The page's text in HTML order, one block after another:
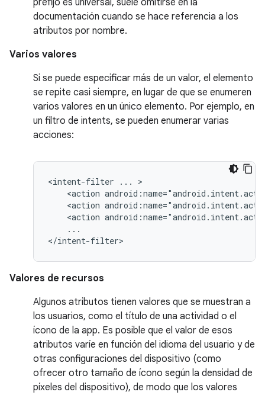
prefijo es universal, suele omitirse en la
documentación cuando se hace referencia a los
atributos por nombre.
Varios valores
Si se puede especificar más de un valor, el elemento
se repite casi siempre, en lugar de que se enumeren
varios valores en un único elemento. Por ejemplo, en
un filtro de intents, se pueden enumerar varias
acciones:
<intent-filter ...
<action
<action
<action
...
</intent-filter>
Valores de recursos
Algunos atributos tienen valores que se muestran a
los usuarios, como el título de una actividad o el
ícono de la app. Es posible que el valor de esos
atributos varíe en función del idioma del usuario y de
otras configuraciones del dispositivo (como
ofrecer otro tamaño de ícono según la densidad de
píxeles del dispositivo), de modo que los valores